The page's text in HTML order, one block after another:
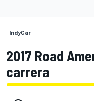
IndyCar
2017 Road
carrera